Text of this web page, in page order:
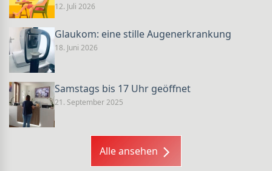
12. Juli 2026
Glaukom: eine stille Augenerkrankung
18. Juni 2026
Samstags bis 17 Uhr geöffnet
21. September 2025
Alle ansehen